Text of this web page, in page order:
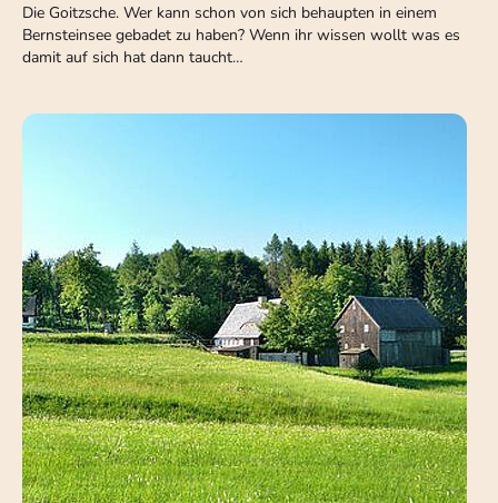
Die Goitzsche. Wer kann schon von sich behaupten in einem
Bernsteinsee gebadet zu haben? Wenn ihr wissen wollt was es
damit auf sich hat dann taucht…